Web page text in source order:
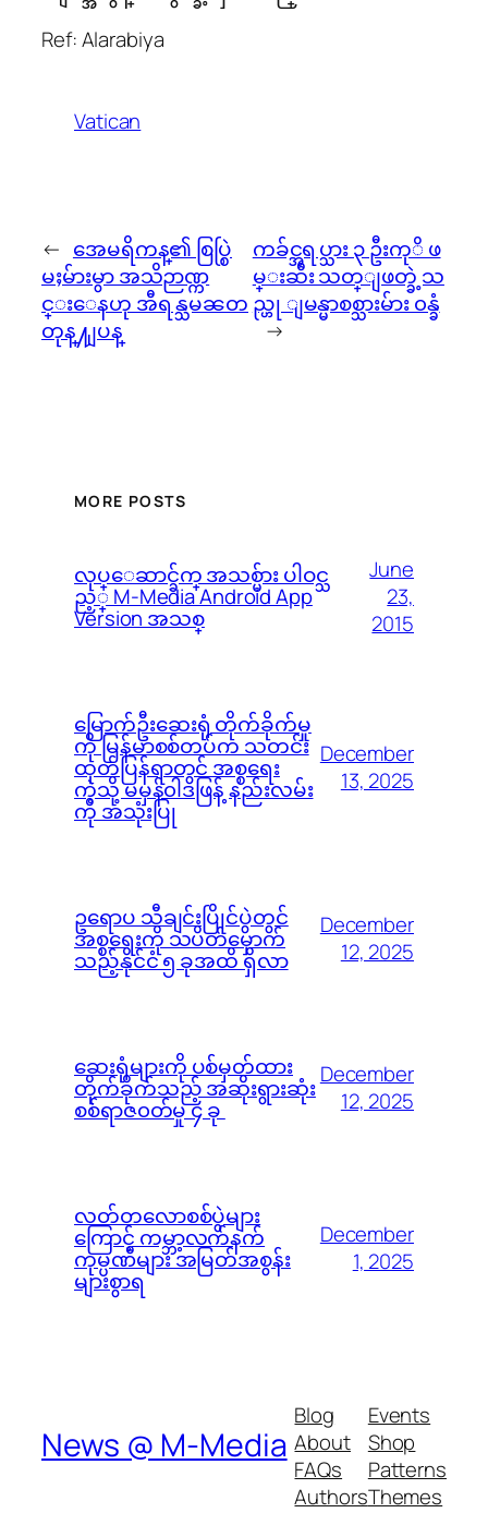
Ref: Alarabiya
Vatican
← အေမရိကန္၏ စြပ္စြဲ
မႈမ်ားမွာ အသိဉာဏ္က
င္းေနဟု အီရန္သမၼတ
တုန္႔ျပန္
ကခ်င္အရပ္သား ၃ ဦးကုိ ဖ
မ္းဆီး သတ္ျဖတ္ခဲ့သ
ည္ဟု ျမန္မာစစ္သားမ်ား ၀န္ခံ
→
MORE POSTS
လုပ္ေဆာင္ခ်က္ အသစ္မ်ား ပါဝင္သ
ည့္ M-Media Android App
Version အသစ္
June
23,
2015
မြောက်ဦးဆေးရုံ တိုက်ခိုက်မှု
ကို မြန်မာစစ်တပ်က သတင်း
ထုတ်ပြန်ရာတွင် အစ္စရေး
ကဲ့သို့ မမှန်၀ါဒဖြန့် နည်းလမ်း
ကို အသုံးပြု
December
13, 2025
ဥရောပ သီချင်းပြိုင်ပွဲတွင်
အစ္စရေးကို သပိတ်မှောက်
သည့်နိုင်ငံ ၅ ခုအထိ ရှိလာ
December
12, 2025
ဆေးရုံများကို ပစ်မှတ်ထား
တိုက်ခိုက်သည့် အဆိုးရွားဆုံး
စစ်ရာဇ၀တ်မှု ၄ ခု
December
12, 2025
လတ်တလောစစ်ပွဲများ
ကြောင့် ကမ္ဘာ့လက်နက်
ကုမ္ပဏီများ အမြတ်အစွန်း
များစွာရ
December
1, 2025
News @ M-Media
Blog
About
FAQs
Authors
Events
Shop
Patterns
Themes